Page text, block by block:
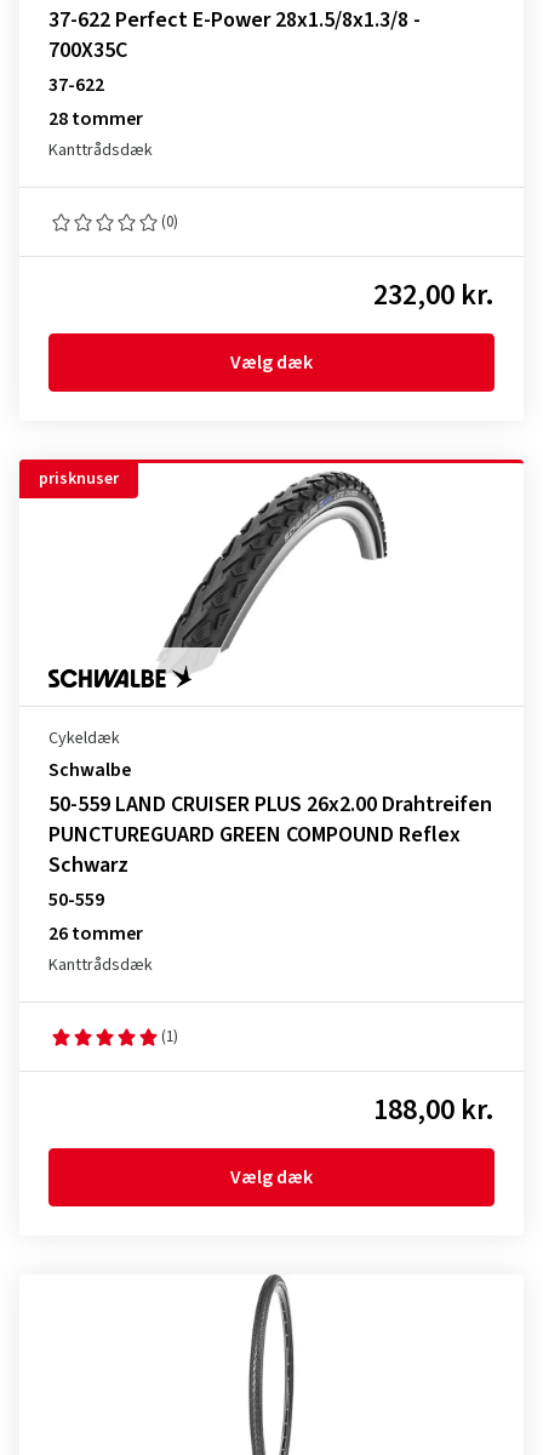
37-622 Perfect E-Power 28x1.5/8x1.3/8 -
700X35C
37-622
28 tommer
Kanttrådsdæk
(0)
232,00 kr.
Vælg dæk
prisknuser
Cykeldæk
Schwalbe
50-559 LAND CRUISER PLUS 26x2.00 Drahtreifen
PUNCTUREGUARD GREEN COMPOUND Reflex
Schwarz
50-559
26 tommer
Kanttrådsdæk
(1)
188,00 kr.
Vælg dæk